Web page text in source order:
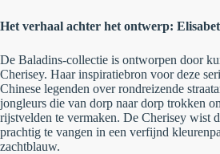
Het verhaal achter het ontwerp:
De Baladins-collectie is ontworpen door
Cherisey. Haar inspiratiebron voor deze
Chinese legenden over rondreizende
jongleurs die van dorp naar dorp trokken
rijstvelden te vermaken. De Cherisey wist
prachtig te vangen in een verfijnd
zachtblauw.